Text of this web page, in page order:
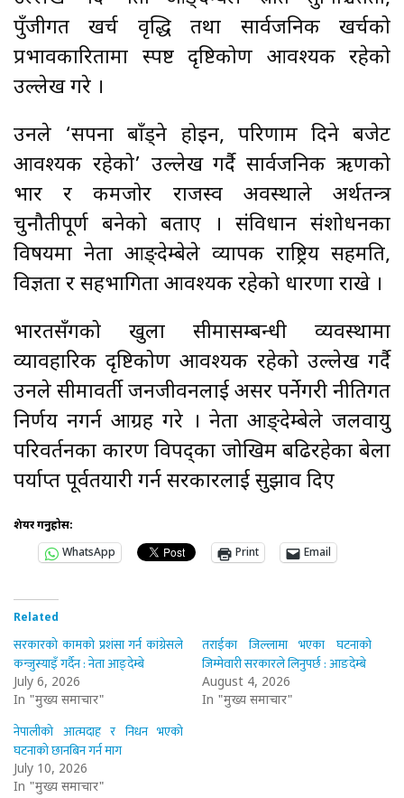
पुँजीगत खर्च वृद्धि तथा सार्वजनिक खर्चको
प्रभावकारितामा स्पष्ट दृष्टिकोण आवश्यक रहेको
उल्लेख गरे ।
उनले ‘सपना बाँड्ने होइन, परिणाम दिने बजेट
आवश्यक रहेको’ उल्लेख गर्दै सार्वजनिक ऋणको
भार र कमजोर राजस्व अवस्थाले अर्थतन्त्र
चुनौतीपूर्ण बनेको बताए । संविधान संशोधनका
विषयमा नेता आङ्देम्बेले व्यापक राष्ट्रिय सहमति,
विज्ञता र सहभागिता आवश्यक रहेको धारणा राखे ।
भारतसँगको खुला सीमासम्बन्धी व्यवस्थामा
व्यावहारिक दृष्टिकोण आवश्यक रहेको उल्लेख गर्दै
उनले सीमावर्ती जनजीवनलाई असर पर्नेगरी नीतिगत
निर्णय नगर्न आग्रह गरे । नेता आङ्देम्बेले जलवायु
परिवर्तनका कारण विपद्का जोखिम बढिरहेका बेला
पर्याप्त पूर्वतयारी गर्न सरकारलाई सुझाव दिए
शेयर गर्नुहोस:
WhatsApp
Print Email
Related
सरकारको कामको प्रशंसा गर्न कांग्रेसले
कन्जुस्याइँ गर्दैन : नेता आङ्देम्बे
July 6, 2026
In "मुख्य समाचार"
तराईका जिल्लामा भएका घटनाको
जिम्मेवारी सरकारले लिनुपर्छ : आङदेम्बे
August 4, 2026
In "मुख्य समाचार"
नेपालीको आत्मदाह र निधन भएको
घटनाको छानबिन गर्न माग
July 10, 2026
In "मुख्य समाचार"